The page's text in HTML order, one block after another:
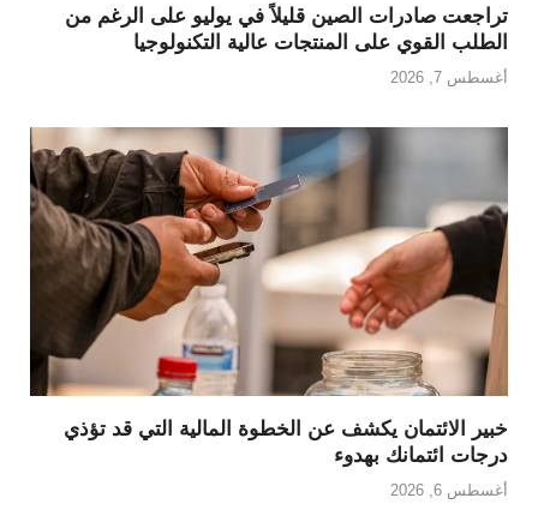
تراجعت صادرات الصين قليلاً في يوليو على الرغم من
الطلب القوي على المنتجات عالية التكنولوجيا
أغسطس 7, 2026
خبير الائتمان يكشف عن الخطوة المالية التي قد تؤذي
درجات ائتمانك بهدوء
أغسطس 6, 2026